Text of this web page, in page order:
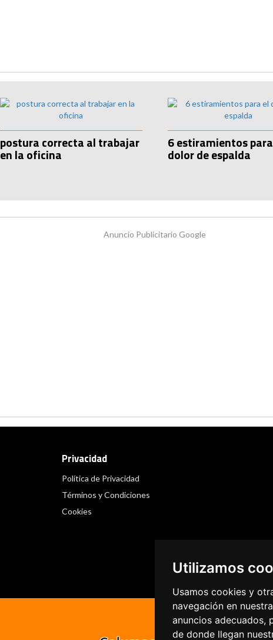
Utilizamos
Usamos cookies y
navegación en
anuncios adecuados,
de donde llegan
postura correcta al trabajar
en la oficina
6 estiramientos
dolor de espalda
Anuncio Publicitario Google
Privacidad
Política de Privacidad
Términos y Condiciones
Cookies